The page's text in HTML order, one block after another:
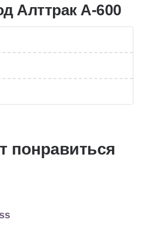
Алттрак А-600
понравиться